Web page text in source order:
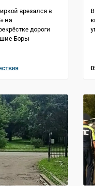
врезался в
на
дороги
Боры-